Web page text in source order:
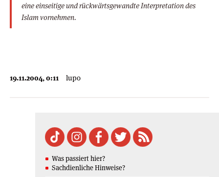
eine einseitige und rückwärtsgewandte Interpretation des
Islam vornehmen.
19.11.2004, 0:11 lupo
Was passiert hier?
Sachdienliche Hinweise?